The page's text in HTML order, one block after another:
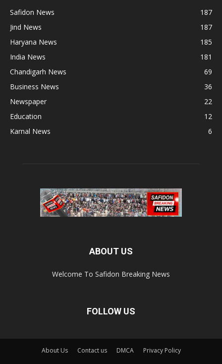
Safidon News
187
Jind News
187
Haryana News
185
India News
181
Chandigarh News
69
Business News
36
Newspaper
22
Education
12
Karnal News
6
ABOUT US
Welcome To Safidon Breaking News
FOLLOW US
About Us Contact us DMCA Privacy Policy